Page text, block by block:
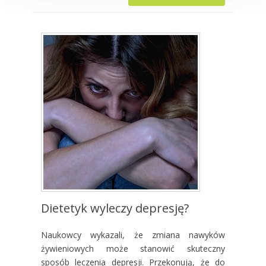
Dietetyk wyleczy depresję?
Naukowcy wykazali, że zmiana nawyków
żywieniowych może stanowić skuteczny
sposób leczenia depresji. Przekonują, że do